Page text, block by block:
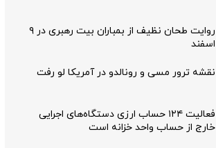
روایت طحان‌ نظیف از بمباران بیت رهبری در ۹
اسفند
نقشه ترور مسی و رونالدو در آمریکا لو رفت
فعالیت ۱۲۴ حساب ارزی دستگاه‌های اجرایی
خارج از حساب واحد خزانه است